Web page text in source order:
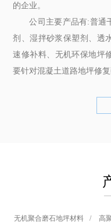
的企业。
公司主要产品有:普通
剂、湿拌砂浆保塑剂、透
速修补料、无机环保地
要针对混凝土道路地坪修
无机聚合磨石地坪材料 / 高